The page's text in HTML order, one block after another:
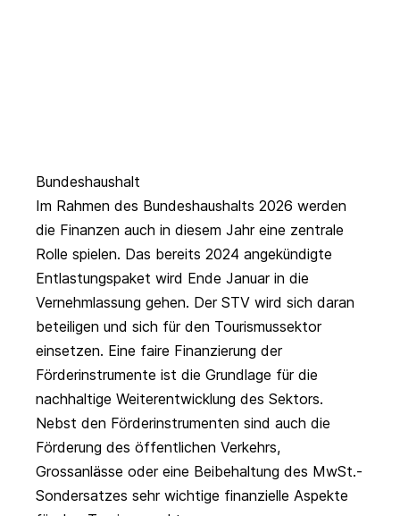
Bundeshaushalt
Im Rahmen des Bundeshaushalts 2026 werden
die Finanzen auch in diesem Jahr eine zentrale
Rolle spielen. Das bereits 2024 angekündigte
Entlastungspaket wird Ende Januar in die
Vernehmlassung gehen. Der STV wird sich daran
beteiligen und sich für den Tourismussektor
einsetzen. Eine faire Finanzierung der
Förderinstrumente ist die Grundlage für die
nachhaltige Weiterentwicklung des Sektors.
Nebst den Förderinstrumenten sind auch die
Förderung des öffentlichen Verkehrs,
Grossanlässe oder eine Beibehaltung des MwSt.-
Sondersatzes sehr wichtige finanzielle Aspekte